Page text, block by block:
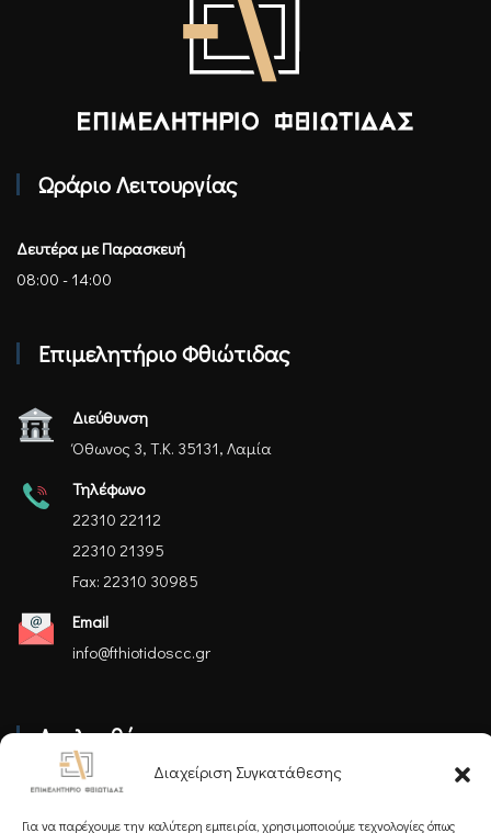
Διαχείριση Συγκατάθεσης
Για να παρέχουμε την καλύτερη εμπειρία, χρησιμοποιούμε τεχνολογίες όπως
Ωράριο Λειτουργίας
Δευτέρα με Παρασκευή
08:00 - 14:00
Επιμελητήριο Φθιώτιδας
Διεύθυνση
Όθωνος 3, Τ.Κ. 35131, Λαμία
Τηλέφωνο
22310 22112
22310 21395
Fax: 22310 30985
Email
info@fthiotidoscc.gr
Ακολουθήστε μας